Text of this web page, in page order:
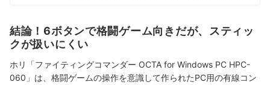
ストに取り組んだりしてきた。「ユーザーにとってベス
トな選択体験を提供する」ことを心がけて、コンテンツ
制作を行っている。
結論！6ボタンで格闘ゲーム向きだが、スティッ
クが扱いにくい
ホリ「ファイティングコマンダー OCTA for Windows PC HPC-
060」は、格闘ゲームの操作を意識して作られたPC用の有線コン